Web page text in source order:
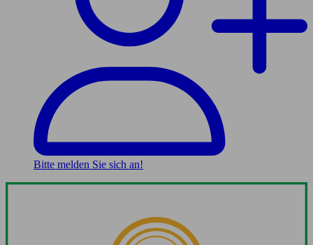
Bitte melden Sie sich an!